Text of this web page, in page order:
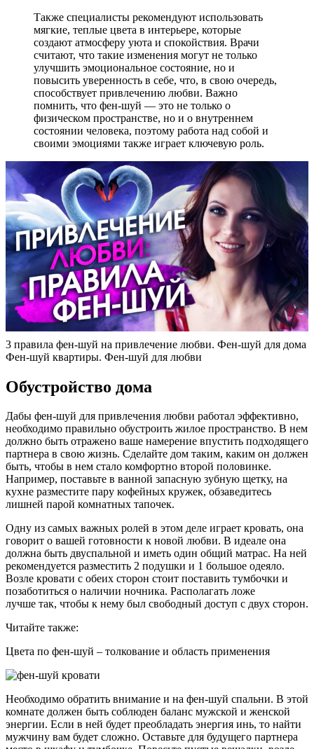
Также специалисты рекомендуют использовать
мягкие, теплые цвета в интерьере, которые
создают атмосферу уюта и спокойствия. Врачи
считают, что такие изменения могут не только
улучшить эмоциональное состояние, но и
повысить уверенность в себе, что, в свою очередь,
способствует привлечению любви. Важно
помнить, что фен-шуй — это не только о
физическом пространстве, но и о внутреннем
состоянии человека, поэтому работа над собой и
своими эмоциями также играет ключевую роль.
3 правила фен-шуй на привлечение любви. Фен-шуй для дома
Фен-шуй квартиры. Фен-шуй для любви
Обустройство дома
Дабы фен-шуй для привлечения любви работал эффективно,
необходимо правильно обустроить жилое пространство. В нем
должно быть отражено ваше намерение впустить подходящего
партнера в свою жизнь. Сделайте дом таким, каким он должен
быть, чтобы в нем стало комфортно второй половинке.
Например, поставьте в ванной запасную зубную щетку, на
кухне разместите пару кофейных кружек, обзаведитесь
лишней парой комнатных тапочек.
Одну из самых важных ролей в этом деле играет кровать, она
говорит о вашей готовности к новой любви. В идеале она
должна быть двуспальной и иметь один общий матрас. На ней
рекомендуется разместить 2 подушки и 1 большое одеяло.
Возле кровати с обеих сторон стоит поставить тумбочки и
позаботиться о наличии ночника. Располагать ложе
лучше так, чтобы к нему был свободный доступ с двух сторон.
Читайте также:
Цвета по фен-шуй – толкование и область применения
Необходимо обратить внимание и на фен-шуй спальни. В этой
комнате должен быть соблюден баланс мужской и женской
энергии. Если в ней будет преобладать энергия инь, то найти
мужчину вам будет сложно. Оставьте для будущего партнера